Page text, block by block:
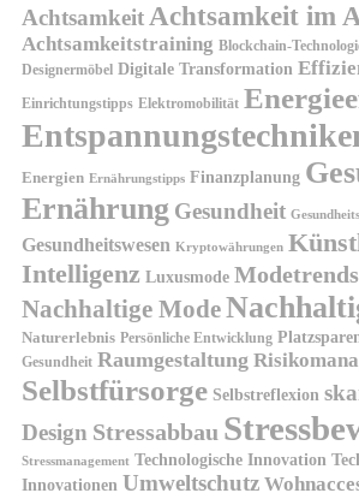
AchtsamkeitAchtsamkeit im
Achtsamkeitstraining Blockchain-
Designermöbel Digitale Transformation
Einrichtungstipps Elektromobilität
Energien Ernährungstipps Finanzplanung
Ernährung Gesundheit
Gesundheitswesen Kryptowährungen
Intelligenz Luxusmode Modetrends
Nachhaltige Mode
Naturerlebnis Persönliche Entwicklung
Gesundheit Raumgestaltung
Selbstfürsorge Selbstreflexion
Design Stressabbau
Stressmanagement Technologische Innovation
Innovationen Umweltschutz